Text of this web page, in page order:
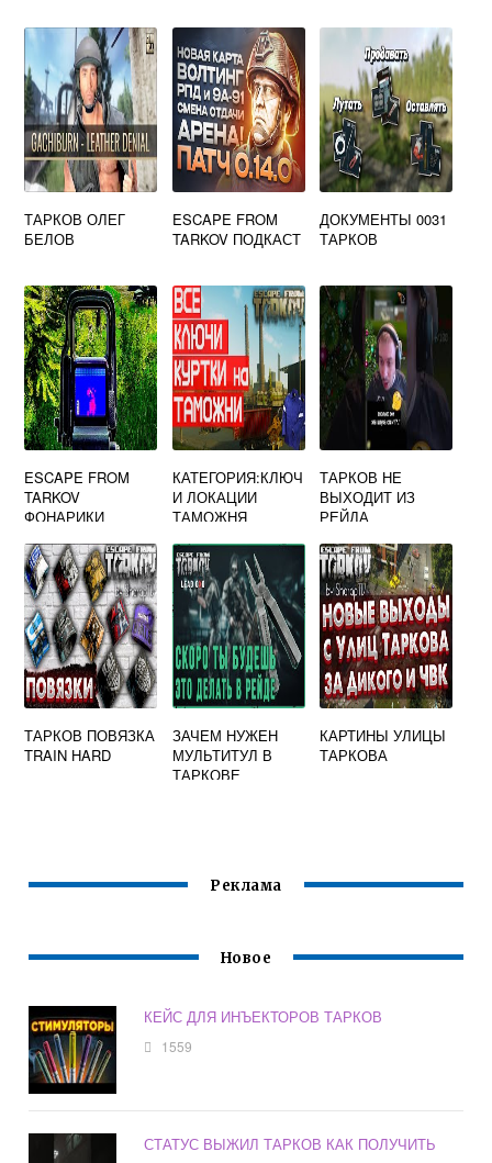
ТАРКОВ ОЛЕГ
БЕЛОВ
ESCAPE FROM
TARKOV ПОДКАСТ
ДОКУМЕНТЫ 0031
ТАРКОВ
ESCAPE FROM
TARKOV
ФОНАРИКИ
КАТЕГОРИЯ:КЛЮЧ
И ЛОКАЦИИ
ТАМОЖНЯ
TARKOV
ТАРКОВ НЕ
ВЫХОДИТ ИЗ
РЕЙДА
ТАРКОВ ПОВЯЗКА
TRAIN HARD
ЗАЧЕМ НУЖЕН
МУЛЬТИТУЛ В
ТАРКОВЕ
КАРТИНЫ УЛИЦЫ
ТАРКОВА
Реклама
Новое
КЕЙС ДЛЯ ИНЪЕКТОРОВ ТАРКОВ
1559
СТАТУС ВЫЖИЛ ТАРКОВ КАК ПОЛУЧИТЬ